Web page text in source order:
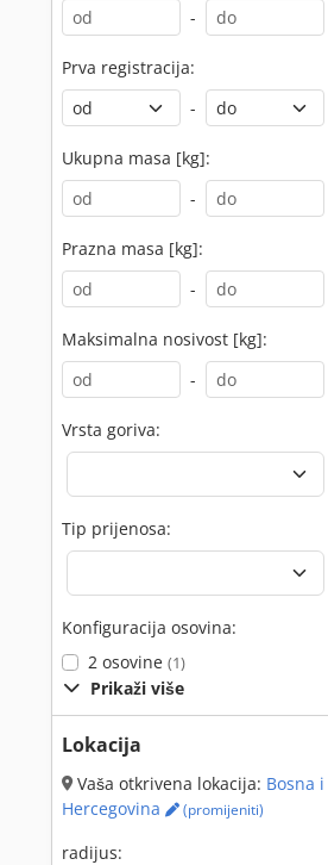
-
Prva registracija:
-
Ukupna masa [kg]:
-
Prazna masa [kg]:
-
Maksimalna nosivost [kg]:
-
Vrsta goriva:
Tip prijenosa:
Konfiguracija osovina:
2 osovine (1)
Prikaži više
Lokacija
Vaša otkrivena lokacija: Bosna i
Hercegovina
(promijeniti)
radijus:
Paletni Viljuskari